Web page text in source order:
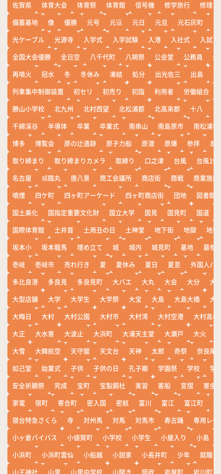
佐賀県 体育大会 体育祭 体育館 信号機 修学旅行
修理
備蓄基地
像 優勝 元号 元寇 元日 元旦 元石灰町
光ケーブル
光源寺 入学式 入学試験 入港 入社式
入試
全国大会優勝
全日空 八千代町 八朔祭 公会堂 公務員
公
再噴火
冠水 冬 冬休み 凍結 処分 出光佐三 出島
列車集中制御装置
初セリ 初売り 初詣 利用者 労働組合
勝山小学校
北九州 北村西望 北松浦郡 北高来郡 十八
十
千綿渓谷
半導体 卒業 卒業式 南串山 南島原市
南松浦郡
博多
博覧会 原の辻遺跡 原子力船 原潜 原爆 参拝
友
取り締まり
取り締まりカメラ 取締り 口之津 台風
台風19
名古屋
咸臨丸 唐八景 商工会議所 商店街 商戦
商業施設
噴煙
四ケ町 四ヶ町アーケード 四ヶ町商店街 団地
図書館
国土美化
国指定重要文化財 国立大学 国見 国見町 国道
国際体育館
土井首 土用丑の日 土神堂 地下街 地獄
地獄
坂本小
坂本龍馬 埋め立て 城 城内 城見町 基地
墓参
壱岐
壱岐市 売れ行き 夏 夏休み 夏日 夏至
外国人バ
多比良港
多良見 多良見町 大バエ 大丸 大会 大分
大
大型店舗
大学 大学生 大学祭 大宝 大島 大島大橋
大
大晦日
大村 大村公園 大村市 大村湾 大村空港
大村高校
大正
大水害 大波止 大浜町 大浦天主堂 大瀬戸 大火
大雪
大韓航空 天守閣 天文台 天神 太郎 奇祭
奈良尾
如己堂
始業式 子供 子供の日 孔子廟 学園祭 学校
学
安全祈願祭
完成 宝町 宝製鋼社 実習 客船 宮摺
害虫
家電
宿町 寄合町 密入国 密航 富川 富江 富江町
寝台特急さくら
寺 対州馬 対馬 対馬市 寿古踊
専用レー
小ヶ倉バイパス
小値賀町 小学校 小学生 小屋入り 小島
小浜町
小浜町雲仙 小船越 小説家 小長井町 少年
就職
山王神社
山里 山里中学校 山開き 岡政 岩屋町
岩川町